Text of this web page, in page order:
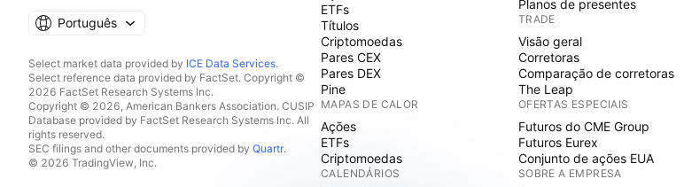
Português
Select market data provided by ICE Data Services.
Select reference data provided by FactSet. Copyright ©
2026 FactSet Research Systems Inc.
Copyright © 2026, American Bankers Association. CUSIP
Database provided by FactSet Research Systems Inc. All
rights reserved.
SEC filings and other documents provided by Quartr.
© 2026 TradingView, Inc.
ETFs
Títulos
Criptomoedas
Pares CEX
Pares DEX
Pine
MAPAS DE CALOR
Ações
ETFs
Criptomoedas
CALENDÁRIOS
Planos de presentes
TRADE
Visão geral
Corretoras
Comparação de corretoras
The Leap
OFERTAS ESPECIAIS
Futuros do CME Group
Futuros Eurex
Conjunto de ações EUA
SOBRE A EMPRESA